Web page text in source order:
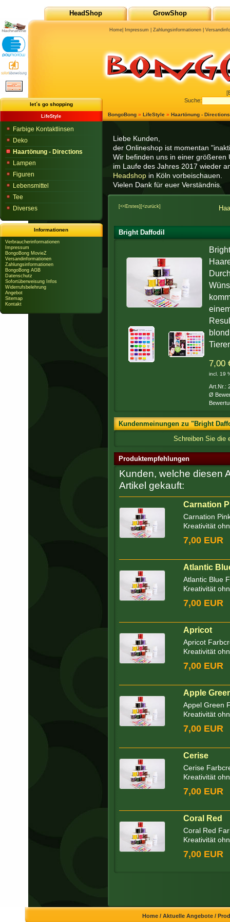
Liebe Kunden,
der Onlineshop ist momentan
Wir befinden uns in einer größeren
im Laufe des Jahres 2017 wieder
Headshop in Köln vorbeischauen.
Vielen Dank für euer Verständnis.
[<<Erstes] [<zurück]
Bright Daffodil
7,00
incl. 19
Art.Nr.:
Ø
Kundenmeinungen zu "Bright
Schreiben Sie die
Produktempfehlungen
Kunden, welche diesen
Artikel gekauft:
Carnation
Carnation
Kreativität
7,00 EUR
Atlantic
Atlantic Blue
Kreativität
7,00 EUR
Apricot
Apricot
Kreativität
7,00 EUR
Apple
Appel Green
Kreativität
7,00 EUR
Cerise
Cerise
Kreativität
7,00 EUR
Coral Red
Coral Red
Kreativität
7,00 EUR
BongoBong » LifeStyle » Haartönung - Directions
let´s go shopping
LifeStyle
Farbige Kontaktlinsen
Deko
Haartönung - Directions
Lampen
Figuren
Lebensmittel
Tee
Diverses
Informationen
Verbraucherinformationen
Impressum
BongoBong MovieZ
Versandinformationen
Zahlungsinformationen
BongoBong AGB
Datenschutz
Sofortüberweisung Infos
Widerrufsbelehrung
Angebot
Sitemap
Kontakt
HeadShop GrowShop
Suche:
Home Impressum |Zahlungsinformationen |
Home /Aktuelle Angebote /